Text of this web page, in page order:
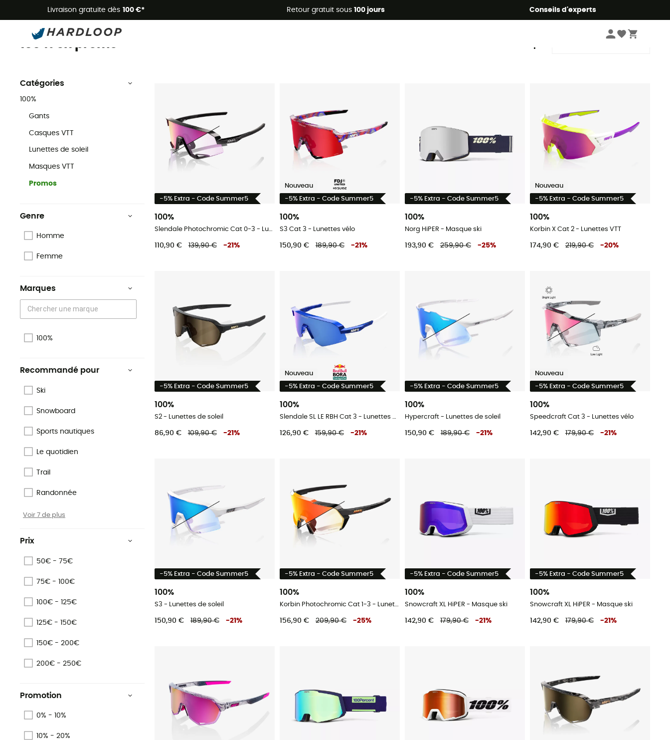
Livraison gratuite dès 100 €* Retour gratuit sous 100 jours Conseils d'experts
Promos d'été 🔥 -5 % EXTRA dès 2 produits* code Summer5
Marques 100% Promos
100 % en promo
Catégories
100%
Gants
Casques VTT
Lunettes de soleil
Masques VTT
Promos
Genre
Homme
Femme
Marques
100%
Recommandé pour
Ski
Snowboard
Sports nautiques
Le quotidien
Trail
Randonnée
Voir 7 de plus
Prix
50€ - 75€
75€ - 100€
100€ - 125€
125€ - 150€
150€ - 200€
200€ - 250€
Promotion
0% - 10%
10% - 20%
-5% Extra - Code Summer5
100%
Slendale Photochromic Cat 0-3 - Lunettes vélo
110,90 € 139,90 € -21 %
Nouveau
-5% Extra - Code Summer5
100%
S3 Cat 3 - Lunettes vélo
150,90 € 189,90 € -21 %
-5% Extra - Code Summer5
100%
Norg HiPER - Masque ski
193,90 € 259,90 € -25%
Nouveau
-5% Extra - Code Summer5
100%
Korbin X Cat 2 - Lunettes VTT
174,90 € 219,90 € -20%
-5% Extra - Code Summer5
100%
S2 - Lunettes de soleil
86,90 € 109,90 € -21 %
Nouveau
-5% Extra - Code Summer5
100%
Slendale SL LE RBH Cat 3 - Lunettes VTT
126,90 € 159,90 € -21 %
-5% Extra - Code Summer5
100%
Hypercraft - Lunettes de soleil
150,90 € 189,90 € -21 %
Nouveau
-5% Extra - Code Summer5
100%
Speedcraft Cat 3 - Lunettes vélo
142,90 € 179,90 € -21 %
-5% Extra - Code Summer5
100%
S3 - Lunettes de soleil
150,90 € 189,90 € -21 %
-5% Extra - Code Summer5
100%
Korbin Photochromic Cat 1-3 - Lunettes vélo
156,90 € 209,90 € -25%
-5% Extra - Code Summer5
100%
Snowcraft XL HiPER - Masque ski
142,90 € 179,90 € -21 %
-5% Extra - Code Summer5
100%
Snowcraft XL HiPER - Masque ski
142,90 € 179,90 € -21 %